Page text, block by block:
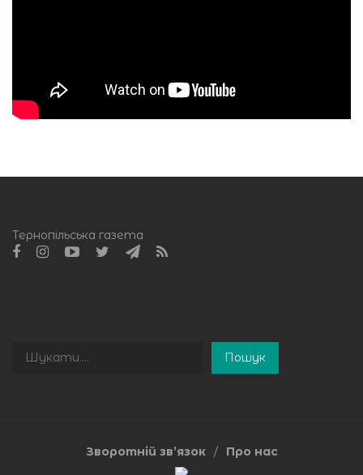
Тернопільська газета
Пошук
Пошук
Зворотній зв’язок Про нас